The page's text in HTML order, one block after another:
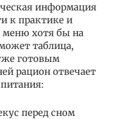
информация
к практике и
меню хотя бы на
таблица,
готовым
рацион отвечает
перед сном